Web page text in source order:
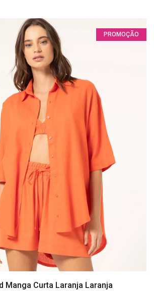
PROMOÇÃO
Manga Curta Laranja Laranja